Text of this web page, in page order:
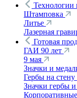
Технологии
Штамповка
Литье
Лазерная
Готовая
ГАИ 90 лет
9 мая
Значки и
Гербы на стену
Значки гербы